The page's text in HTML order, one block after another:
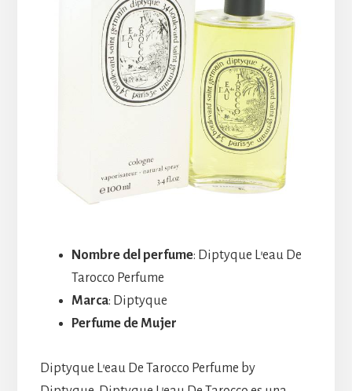
Nombre del perfume: Diptyque L’eau De
Tarocco Perfume
Marca: Diptyque
Perfume de Mujer
Diptyque L’eau De Tarocco Perfume by